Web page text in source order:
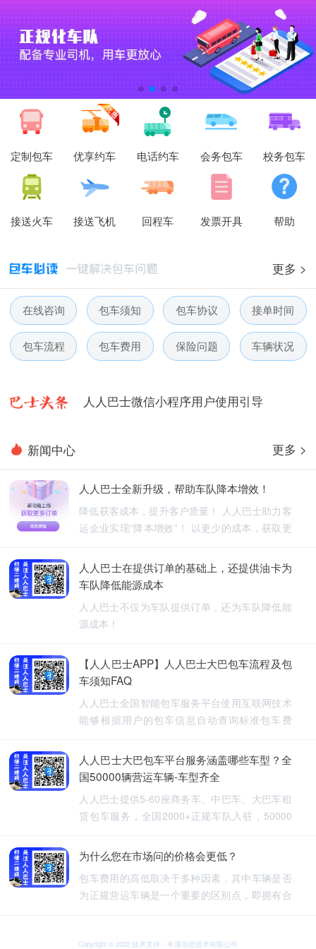
定制包车 优享约车 电话约车 会务包车 校务包车
接送火车 接送飞机 回程车 发票开具 帮助
更多 >
在线咨询 包车须知 包车协议 接单时间
包车流程 包车费用 保险问题 车辆状况
人人巴士春节放假通知-杭州包车网
人人巴士电话包车5月数据榜
人人巴士微信小程序用户使用引导
人人巴士五一放假通知-杭州包车网
人人巴士春节放假通知-杭州包车网
新闻中心 更多 >
人人巴士全新升级，帮助车队降本增效！
降低获客成本，提升客户质量！ 人人巴士助力客
运企业实现“降本增效”！ 以更少的成本，获取更
人人巴士在提供订单的基础上，还提供油卡为
车队降低能源成本
人人巴士不仅为车队提供订单，还为车队降低能
源成本！
【人人巴士APP】人人巴士大巴包车流程及包
车须知FAQ
人人巴士全国智能包车服务平台使用互联网技术
能够根据用户的包车信息自动查询标准包车费
车、长期包车、接送飞机、厂班车、校车、婚庆
租车等包车带司机服务。
人人巴士大巴包车平台服务涵盖哪些车型？全
国50000辆营运车辆-车型齐全
人人巴士提供5-60座商务车、中巴车、大巴车租
赁包车服务，全国2000+正规车队入驻，50000
行更安全
为什么您在市场问的价格会更低？
包车费用的高低取决于多种因素，其中车辆是否
为正规营运车辆是一个重要的区别点，即拥有合
可能会提供较低的包车费用，因为它们不需要承
Copyright © 2022 技术支持：牟溪信息技术有限公司